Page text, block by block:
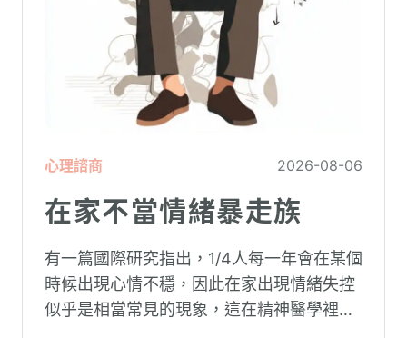
心理諮商 2026-08-06
在家不當情緒暴走族
有一篇國際研究指出，1/4人每一年會在某個
時候出現心情不穩，因此在家出現情緒失控
似乎是相當常見的現象，這在精神醫學裡不